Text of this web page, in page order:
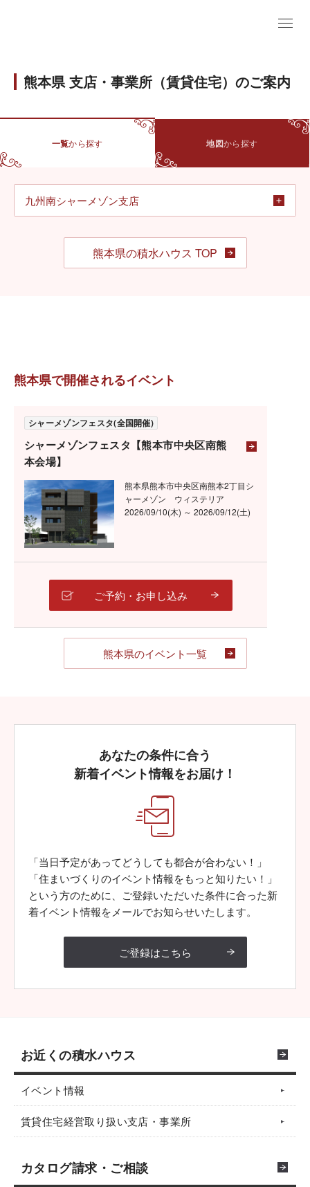
熊本県 支店・事業所（賃貸住宅）のご案内
一覧から探す 地図から探す
九州南シャーメゾン支店
熊本県の積水ハウス TOP
熊本県で開催されるイベント
シャーメゾンフェスタ【熊本市中央区南熊
本会場】
シャーメゾンフェスタ(全国開催)
熊本県熊本市中央区南熊本2丁目シ
ャーメゾン ウィステリア
2026/09/10(木) ～ 2026/09/12(土)
ご予約・お申し込み
熊本県のイベント一覧
あなたの条件に合う
新着イベント情報をお届け！
「当日予定があってどうしても都合が合わない！」
「住まいづくりのイベント情報をもっと知りたい！」
という方のために、ご登録いただいた条件に合った新
着イベント情報をメールでお知らせいたします。
ご登録はこちら
お近くの積水ハウス
イベント情報
賃貸住宅経営取り扱い支店・事業所
カタログ請求・ご相談